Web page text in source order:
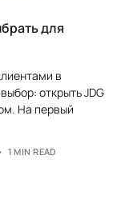
для
в
открыть JDG
На первый
1 MIN READ